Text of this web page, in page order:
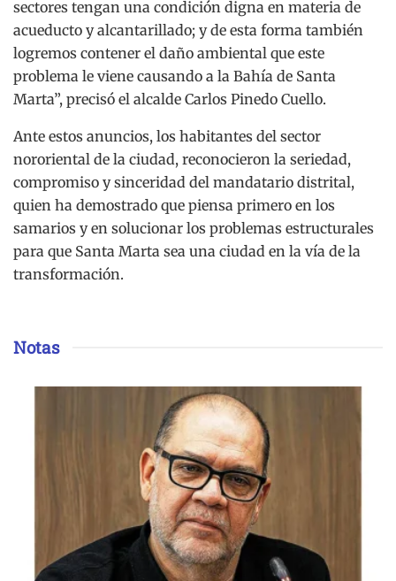
sectores tengan una condición digna en materia de
acueducto y alcantarillado; y de esta forma también
logremos contener el daño ambiental que este
problema le viene causando a la Bahía de Santa
Marta”, precisó el alcalde Carlos Pinedo Cuello.
Ante estos anuncios, los habitantes del sector
nororiental de la ciudad, reconocieron la seriedad,
compromiso y sinceridad del mandatario distrital,
quien ha demostrado que piensa primero en los
samarios y en solucionar los problemas estructurales
para que Santa Marta sea una ciudad en la vía de la
transformación.
Notas